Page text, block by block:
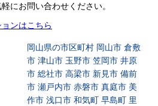
にお問い合わせください。
ンはこちら
岡山県の市区町村 岡山市 倉敷
市 津山市 玉野市 笠岡市 井原
市 総社市 高梁市 新見市 備前
市 瀬戸内市 赤磐市 真庭市 美
作市 浅口市 和気町 早島町 里